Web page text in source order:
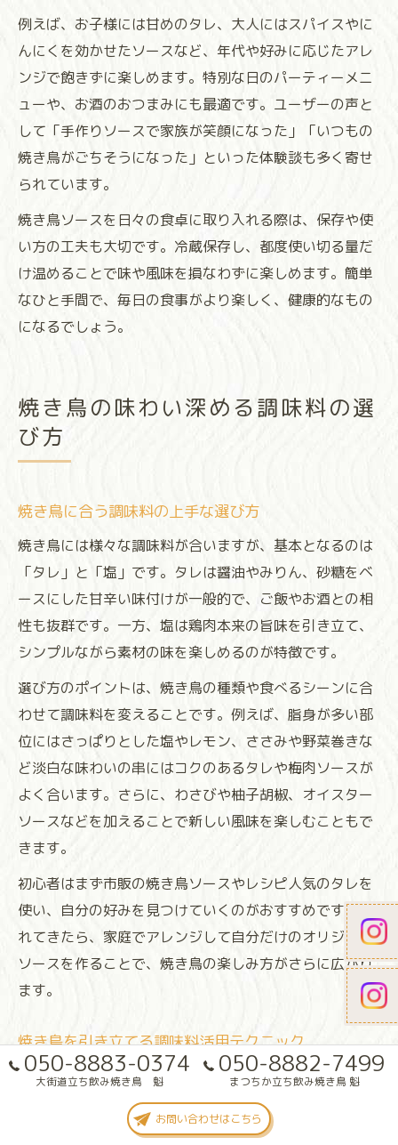
例えば、お子様には甘めのタレ、大人にはスパイスやに
んにくを効かせたソースなど、年代や好みに応じたアレ
ンジで飽きずに楽しめます。特別な日のパーティーメニ
ューや、お酒のおつまみにも最適です。ユーザーの声と
して「手作りソースで家族が笑顔になった」「いつもの
焼き鳥がごちそうになった」といった体験談も多く寄せ
られています。
焼き鳥ソースを日々の食卓に取り入れる際は、保存や使
い方の工夫も大切です。冷蔵保存し、都度使い切る量だ
け温めることで味や風味を損なわずに楽しめます。簡単
なひと手間で、毎日の食事がより楽しく、健康的なもの
になるでしょう。
焼き鳥の味わい深める調味料の選
び方
焼き鳥に合う調味料の上手な選び方
焼き鳥には様々な調味料が合いますが、基本となるのは
「タレ」と「塩」です。タレは醤油やみりん、砂糖をベ
ースにした甘辛い味付けが一般的で、ご飯やお酒との相
性も抜群です。一方、塩は鶏肉本来の旨味を引き立て、
シンプルながら素材の味を楽しめるのが特徴です。
選び方のポイントは、焼き鳥の種類や食べるシーンに合
わせて調味料を変えることです。例えば、脂身が多い部
位にはさっぱりとした塩やレモン、ささみや野菜巻きな
ど淡白な味わいの串にはコクのあるタレや梅肉ソースが
よく合います。さらに、わさびや柚子胡椒、オイスター
ソースなどを加えることで新しい風味を楽しむこともで
きます。
初心者はまず市販の焼き鳥ソースやレシピ人気のタレを
使い、自分の好みを見つけていくのがおすすめです。慣
れてきたら、家庭でアレンジして自分だけのオリジナル
ソースを作ることで、焼き鳥の楽しみ方がさらに広がり
ます。
焼き鳥を引き立てる調味料活用テクニック
焼き鳥をさらに美味しく味わうためには、調味料の使い
方にひと工夫することが大切です。例えば、タレを塗る
タイミングは焼き上がりの直前がポイント。これによ
050-8883-0374
大街道立ち飲み焼き鳥 魁
050-8882-7499
まつちか立ち飲み焼き鳥 魁
お問い合わせはこちら